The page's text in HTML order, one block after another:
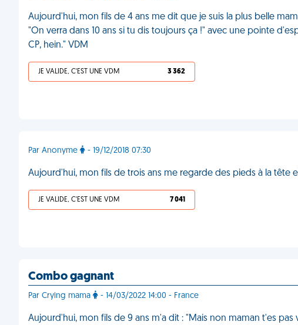
Aujourd'hui, mon fils de 4 ans me dit que je suis la plus belle
"On verra dans 10 ans si tu dis toujours ça !" avec une pointe
CP, hein." VDM
JE VALIDE, C'EST UNE VDM 3 362
Par Anonyme - 19/12/2018 07:30
Aujourd'hui, mon fils de trois ans me regarde des pieds à la tête
JE VALIDE, C'EST UNE VDM 7 041
Combo gagnant
Par Crying mama - 14/03/2022 14:00 - France
Aujourd'hui, mon fils de 9 ans m'a dit : "Mais non maman t'es pas